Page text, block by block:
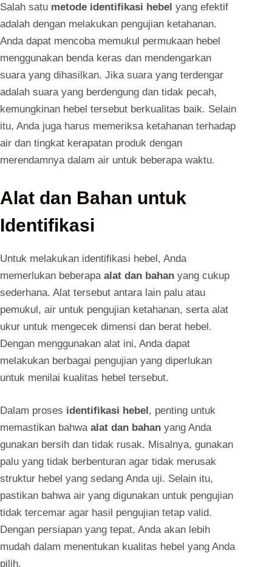
Salah satu metode identifikasi hebel yang efektif
adalah dengan melakukan pengujian ketahanan.
Anda dapat mencoba memukul permukaan hebel
menggunakan benda keras dan mendengarkan
suara yang dihasilkan. Jika suara yang terdengar
adalah suara yang berdengung dan tidak pecah,
kemungkinan hebel tersebut berkualitas baik. Selain
itu, Anda juga harus memeriksa ketahanan terhadap
air dan tingkat kerapatan produk dengan
merendamnya dalam air untuk beberapa waktu.
Alat dan Bahan untuk
Identifikasi
Untuk melakukan identifikasi hebel, Anda
memerlukan beberapa alat dan bahan yang cukup
sederhana. Alat tersebut antara lain palu atau
pemukul, air untuk pengujian ketahanan, serta alat
ukur untuk mengecek dimensi dan berat hebel.
Dengan menggunakan alat ini, Anda dapat
melakukan berbagai pengujian yang diperlukan
untuk menilai kualitas hebel tersebut.
Dalam proses identifikasi hebel, penting untuk
memastikan bahwa alat dan bahan yang Anda
gunakan bersih dan tidak rusak. Misalnya, gunakan
palu yang tidak berbenturan agar tidak merusak
struktur hebel yang sedang Anda uji. Selain itu,
pastikan bahwa air yang digunakan untuk pengujian
tidak tercemar agar hasil pengujian tetap valid.
Dengan persiapan yang tepat, Anda akan lebih
mudah dalam menentukan kualitas hebel yang Anda
pilih.